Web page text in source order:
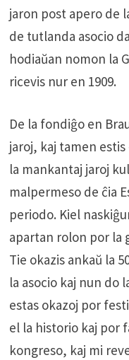
jaron post apero de
de tutlanda asocio
hodiaŭan nomon la
ricevis nur en 1909.
De la fondiĝo en
jaroj, kaj tamen estis
la mankantaj jaroj
malpermeso de ĉia
periodo. Kiel
apartan rolon por la
Tie okazis ankaŭ la
la asocio kaj nun do
estas okazoj por
el la historio kaj por
kongreso, kaj mi